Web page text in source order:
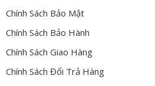
Chính Sách Bảo Mật
Chính Sách Bảo Hành
Chính Sách Giao Hàng
Chính Sách Đổi Trả Hàng